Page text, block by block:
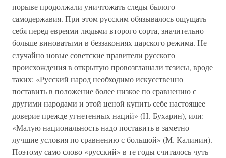
порыве продолжали уничтожать следы былого
самодержавия. При этом русским обязывалось ощущать
себя перед евреями людьми второго сорта, значительно
больше виноватыми в беззакониях царского режима. Не
случайно новые советские правители русского
происхождения в открытую провозглашали тезисы, вроде
таких: «Русский народ необходимо искусственно
поставить в положение более низкое по сравнению с
другими народами и этой ценой купить себе настоящее
доверие прежде угнетенных наций» (Н. Бухарин), или:
«Малую национальность надо поставить в заметно
лучшие условия по сравнению с большой» (М. Калинин).
Поэтому само слово «русский» в те годы считалось чуть